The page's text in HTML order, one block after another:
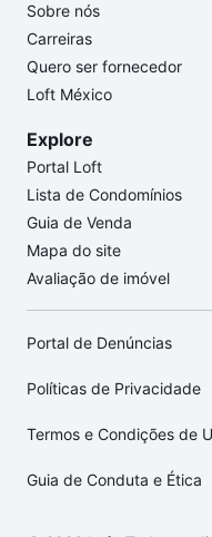
Sobre nós
Carreiras
Quero ser fornecedor
Loft México
Explore
Portal Loft
Lista de Condomínios
Guia de Venda
Mapa do site
Avaliação de imóvel
Portal de Denúncias
Políticas de Privacidade
Termos e Condições de
Guia de Conduta e Ética